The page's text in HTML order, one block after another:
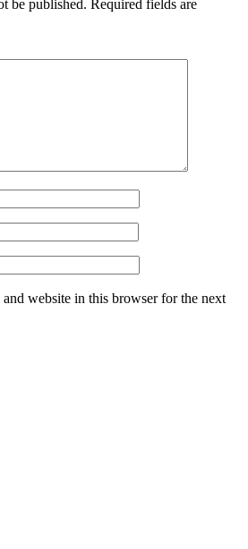
be published. Required fields are
and website in this browser for the next